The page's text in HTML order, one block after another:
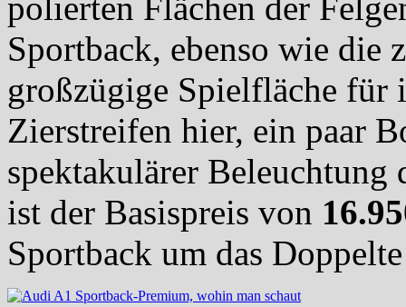
polierten Flächen der
Sportback, ebenso wie die
großzügige Spielfläche für
Zierstreifen hier, ein paar
spektakulärer Beleuchtung
ist der Basispreis von
Sportback um das